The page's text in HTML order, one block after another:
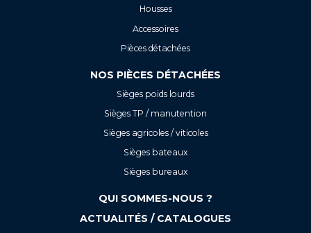
Housses
Accessoires
Pièces détachées
NOS PIÈCES DÉTACHÉES
Sièges poids lourds
Sièges TP / manutention
Sièges agricoles / viticoles
Sièges bateaux
Sièges bureaux
QUI SOMMES-NOUS ?
ACTUALITÉS / CATALOGUES